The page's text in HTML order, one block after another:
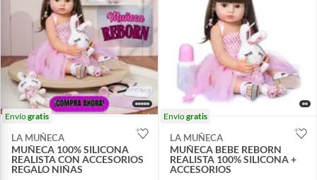
Envíogratis
LA MUÑECA
MUÑECA 100% SILICONA
REALISTA CON ACCESORIOS
REGALO NIÑAS
Envíogratis
LA MUÑECA
MUÑECA BEBE REBORN
REALISTA 100% SILICONA +
ACCESORIOS